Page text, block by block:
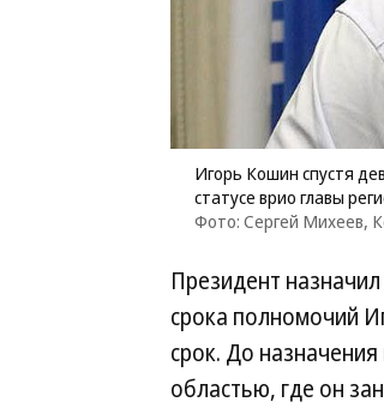
Игорь Кошин спустя
статусе врио главы
Фото: Сергей Михеев,
Президент
срока полномочий
срок. До
областью, где он